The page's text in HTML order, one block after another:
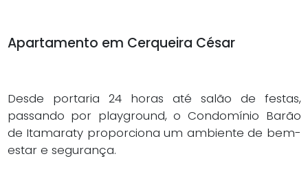
Apartamento em Cerqueira César
Desde portaria 24 horas até salão de festas,
passando por playground, o Condomínio Barão
de Itamaraty proporciona um ambiente de bem-
estar e segurança.